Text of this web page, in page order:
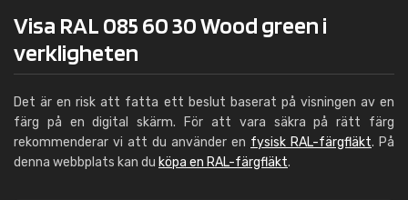
Visa RAL 085 60 30 Wood green i
verkligheten
Det är en risk att fatta ett beslut baserat på visningen av en
färg på en digital skärm. För att vara säkra på rätt färg
rekommenderar vi att du använder en fysisk RAL-färgfläkt. På
denna webbplats kan du köpa en RAL-färgfläkt.